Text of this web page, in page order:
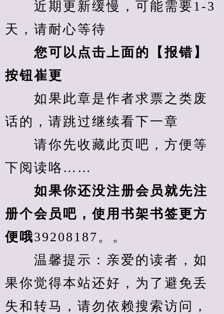
近期更新缓慢，可能需要1-3
天，请耐心等待
您可以点击上面的【报错】
按钮崔更
如果此章是作者求票之类废
话的，请跳过继续看下一章
请你先收藏此页吧，方便等
下阅读咯……
如果你还没注册会员就先注
册个会员吧，使用书架书签更方
便哦39208187。。
温馨提示：亲爱的读者，如
果你觉得本站还好，为了避免丢
失和转马，请勿依赖搜索访问，